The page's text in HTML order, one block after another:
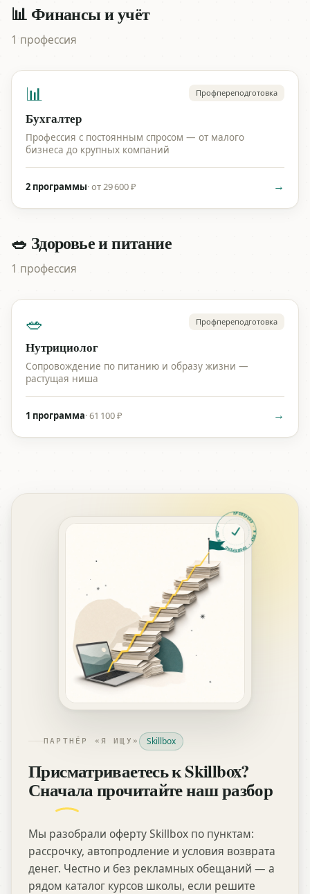
📊 Финансы и учёт
1 профессия
📊 Профпереподготовка
Бухгалтер
Профессия с постоянным спросом — от малого
бизнеса до крупных компаний
2 программы·от 29 600 ₽ →
🥗 Здоровье и питание
1 профессия
🥗 Профпереподготовка
Нутрициолог
Сопровождение по питанию и образу жизни —
растущая ниша
1 программа·61 100 ₽ →
ПАРТНЁР «Я ИЩУ» Skillbox
Присматриваетесь к Skillbox?
Сначала прочитайте наш разбор
Мы разобрали оферту Skillbox по пунктам:
рассрочку, автопродление и условия возврата
денег. Честно и без рекламных обещаний — а
рядом каталог курсов школы, если решите
ПРОВЕРЕНО · Я ИЩУ · ПРОВЕРЕНО · Я ИЩУ ·